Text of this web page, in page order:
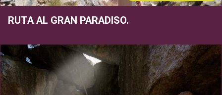
RUTA AL GRAN PARADISO.